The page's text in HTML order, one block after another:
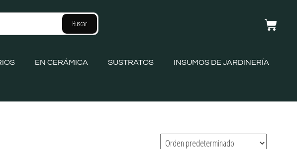
EN CERÁMICA SUSTRATOS INSUMOS DE JARDINERÍA